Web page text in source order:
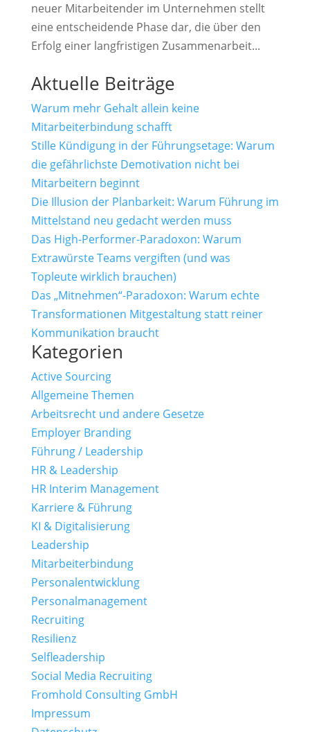
neuer Mitarbeitender im Unternehmen stellt
eine entscheidende Phase dar, die über den
Erfolg einer langfristigen Zusammenarbeit...
Aktuelle Beiträge
Warum mehr Gehalt allein keine
Mitarbeiterbindung schafft
Stille Kündigung in der Führungsetage: Warum
die gefährlichste Demotivation nicht bei
Mitarbeitern beginnt
Die Illusion der Planbarkeit: Warum Führung im
Mittelstand neu gedacht werden muss
Das High-Performer-Paradoxon: Warum
Extrawürste Teams vergiften (und was
Topleute wirklich brauchen)
Das „Mitnehmen“-Paradoxon: Warum echte
Transformationen Mitgestaltung statt reiner
Kommunikation braucht
Kategorien
Active Sourcing
Allgemeine Themen
Arbeitsrecht und andere Gesetze
Employer Branding
Führung / Leadership
HR & Leadership
HR Interim Management
Karriere & Führung
KI & Digitalisierung
Leadership
Mitarbeiterbindung
Personalentwicklung
Personalmanagement
Recruiting
Resilienz
Selfleadership
Social Media Recruiting
Fromhold Consulting GmbH
Impressum